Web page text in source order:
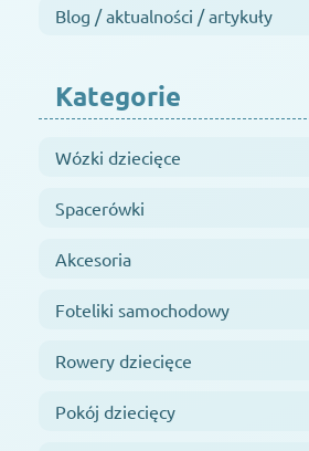
Blog / aktualności / artykuły
Kategorie
Wózki dziecięce
Spacerówki
Akcesoria
Foteliki samochodowy
Rowery dziecięce
Pokój dziecięcy